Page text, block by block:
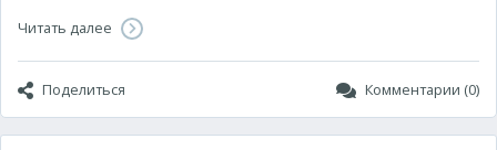
Читать далее
Поделиться Комментарии (0)